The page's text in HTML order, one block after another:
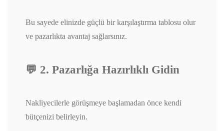
Bu sayede elinizde güçlü bir karşılaştırma tablosu olur
ve pazarlıkta avantaj sağlarsınız.
💬 2. Pazarlığa Hazırlıklı Gidin
Nakliyecilerle görüşmeye başlamadan önce kendi
bütçenizi belirleyin.